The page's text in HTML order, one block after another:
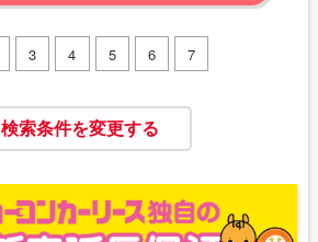
3 4 5 6 7
検索条件を変更する